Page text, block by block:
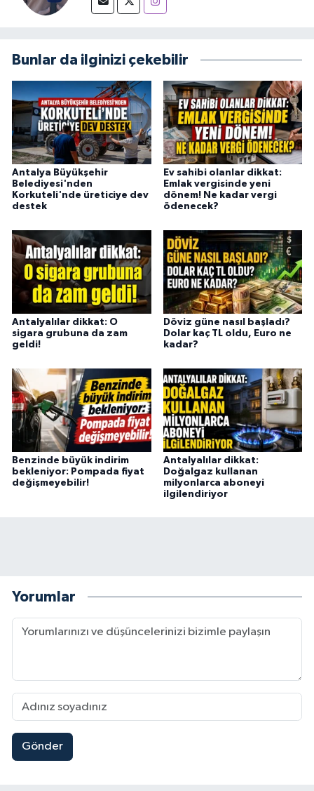
Bunlar da ilginizi çekebilir
Antalya Büyükşehir
Belediyesi'nden
Korkuteli'nde üreticiye dev
destek
Ev sahibi olanlar dikkat:
Emlak vergisinde yeni
dönem! Ne kadar vergi
ödenecek?
Antalyalılar dikkat: O
sigara grubuna da zam
geldi!
Döviz güne nasıl başladı?
Dolar kaç TL oldu, Euro ne
kadar?
Benzinde büyük indirim
bekleniyor: Pompada fiyat
değişmeyebilir!
Antalyalılar dikkat:
Doğalgaz kullanan
milyonlarca aboneyi
ilgilendiriyor
Yorumlar
Gönder